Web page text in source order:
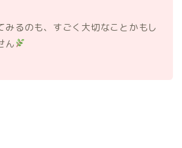
みるのも、すごく大切なことかもし
ん